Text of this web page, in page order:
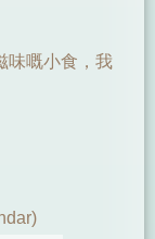
味嘅小食，我